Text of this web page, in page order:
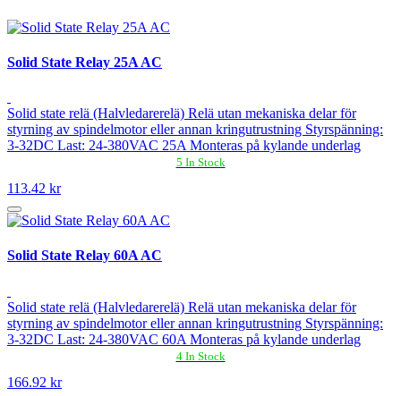
Solid State Relay 25A AC
Solid state relä (Halvledarerelä) Relä utan mekaniska delar för
styrning av spindelmotor eller annan kringutrustning Styrspänning:
3-32DC Last: 24-380VAC 25A Monteras på kylande underlag
5 In Stock
113.42 kr
Solid State Relay 60A AC
Solid state relä (Halvledarerelä) Relä utan mekaniska delar för
styrning av spindelmotor eller annan kringutrustning Styrspänning:
3-32DC Last: 24-380VAC 60A Monteras på kylande underlag
4 In Stock
166.92 kr